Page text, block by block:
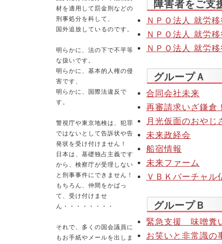
障害者をご支
ＮＰＯ法人 就労
ＮＰＯ法人 就労
ＮＰＯ法人 就労
グループＡ
合同会社未来
再審請求いざ鎌倉
月光仮面のおやじ
未来政経会
船宿情報
未来ファーム
ＶＢＫバーチャル
グループＢ
緊急支援 味噌糞
お笑いと非常識の
材を適用して罰金刑などの
刑事処分を科して、
国外追放しているのです。
明らかに、法の下で不平等
な扱いです。
明らかに、基本的人権の侵
害です、
明らかに、国際法違反で
す。
警視庁や東京地検は、犯罪
ではないとして告訴状や告
発状を受け付けません！
日本は、基礎独占主義です
から、検察庁が受理しない
と刑事事件にできません！
もちろん、仲間をかばっ
て、受け付けませ
ん・・・・・・・・
それで、多くの国会議員に
もお手紙やメールを出しま